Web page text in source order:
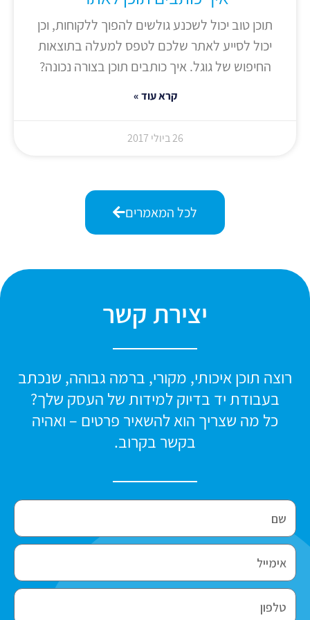
תוכן טוב יכול לשכנע גולשים להפוך ללקוחות, וכן
יכול לסייע לאתר שלכם לטפס למעלה בתוצאות
החיפוש של גוגל. איך כותבים תוכן בצורה נכונה?
קרא עוד »
26 ביולי 2017
לכל המאמרים
יצירת קשר
רוצה תוכן איכותי, מקורי, ברמה גבוהה, שנכתב
בעבודת יד בדיוק למידות של העסק שלך?
כל מה שצריך הוא להשאיר פרטים – ואהיה
בקשר בקרוב.
ש
ם
א
י
מ
י
ט